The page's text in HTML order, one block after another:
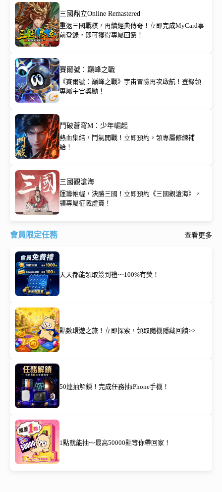
三國鼎立Online Remastered
重返三國戰棋，再續經典傳奇！立即完成MyCard事
前登錄，即可獲得專屬回饋！
賽爾號：巔峰之戰
《賽爾號：巔峰之戰》宇宙冒險再次啟航！登錄領
專屬宇宙獎勵！
鬥破蒼穹M：少年崛起
熱血集結，鬥氣開戰！立即預約，領專屬修練補
給！
三國觀滄海
運籌帷幄，決勝三國！立即預約《三國觀滄海》，
領專屬征戰虛寶！
會員限定任務 查看更多
天天都能領取簽到禮～100%有獎！
點數環遊之旅！立即探索，領取隨機隱藏回饋>>
50連抽解鎖！完成任務抽iPhone手機！
1點就能抽～最高50000點等你帶回家！